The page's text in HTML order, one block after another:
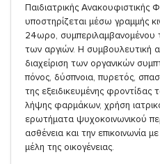
Παιδιατρικής Ανακουφιστικής
υποστηρίζεται μέσω γραμμής
24ωρο, συμπεριλαμβανομένου
των αργιών. Η συμβουλευτική
διαχείριση των οργανικών
πόνος, δύσπνοια, πυρετός,
της εξειδικευμένης
λήψης φαρμάκων, χρήση
ερωτήματα ψυχοκοινωνικού
ασθένεια και την επικοινωνία
μέλη της οικογένειας.